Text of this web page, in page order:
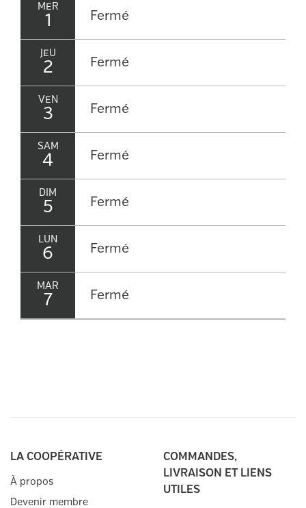
MER
1 Fermé
JEU
2 Fermé
VEN
3 Fermé
SAM
4 Fermé
DIM
5 Fermé
LUN
6 Fermé
MAR
7 Fermé
11
LA COOPÉRATIVE
À propos
Devenir membre
COMMANDES,
LIVRAISON ET LIENS
UTILES